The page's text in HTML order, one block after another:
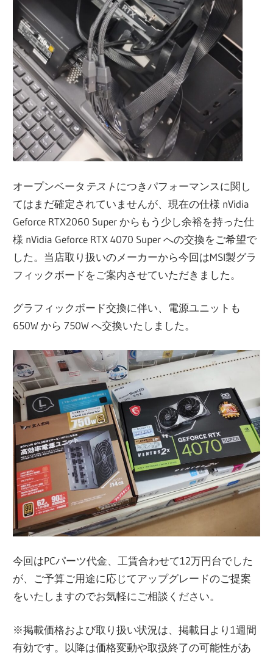
オープンベータ テストにつきパフォーマンスに関し
てはまだ確定されていませんが、現在の仕様 nVidia
Geforce RTX2060 Super からもう少し余裕を持った仕
様 nVidia Geforce RTX 4070 Super への交換をご希望で
した。当店取り扱いのメーカーから今回はMSI製グラ
フィックボードをご案内させていただきました。
グラフィックボード交換に伴い、電源ユニットも
650W から 750W へ交換いたしました。
今回はPCパーツ代金、工賃合わせて12万円台でした
が、ご予算ご用途に応じてアップグレードのご提案
をいたしますのでお気軽にご相談ください。
※掲載価格および取り扱い状況は、掲載日より1週間
有効です。以降は価格変動や取扱終了の可能性があ